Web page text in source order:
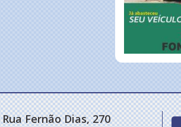
Rua Fernão Dias, 270